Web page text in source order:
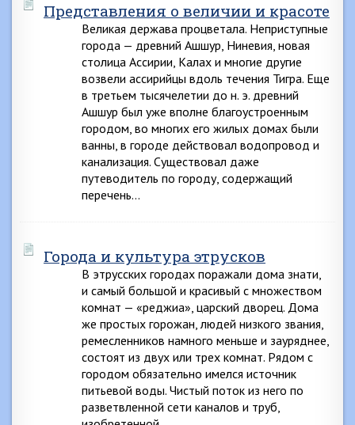
Представления о величии и красоте
Великая держава процветала. Неприступные
города — древний Ашшур, Ниневия, новая
столица Ассирии, Калах и многие другие
возвели ассирийцы вдоль течения Тигра. Еще
в третьем тысячелетии до н. э. древний
Ашшур был уже вполне благоустроенным
городом, во многих его жилых домах были
ванны, в городе действовал водопровод и
канализация. Существовал даже
путеводитель по городу, содержащий
перечень…
Города и культура этрусков
В этрусских городах поражали дома знати,
и самый большой и красивый с множеством
комнат — «реджиа», царский дворец. Дома
же простых горожан, людей низкого звания,
ремесленников намного меньше и зауряднее,
состоят из двух или трех комнат. Рядом с
городом обязательно имелся источник
питьевой воды. Чистый поток из него по
разветвленной сети каналов и труб,